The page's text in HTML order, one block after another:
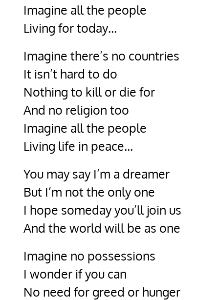
Imagine all the people
Living for today…
Imagine there’s no countries
It isn’t hard to do
Nothing to kill or die for
And no religion too
Imagine all the people
Living life in peace…
You may say I’m a dreamer
But I’m not the only one
I hope someday you’ll join us
And the world will be as one
Imagine no possessions
I wonder if you can
No need for greed or hunger